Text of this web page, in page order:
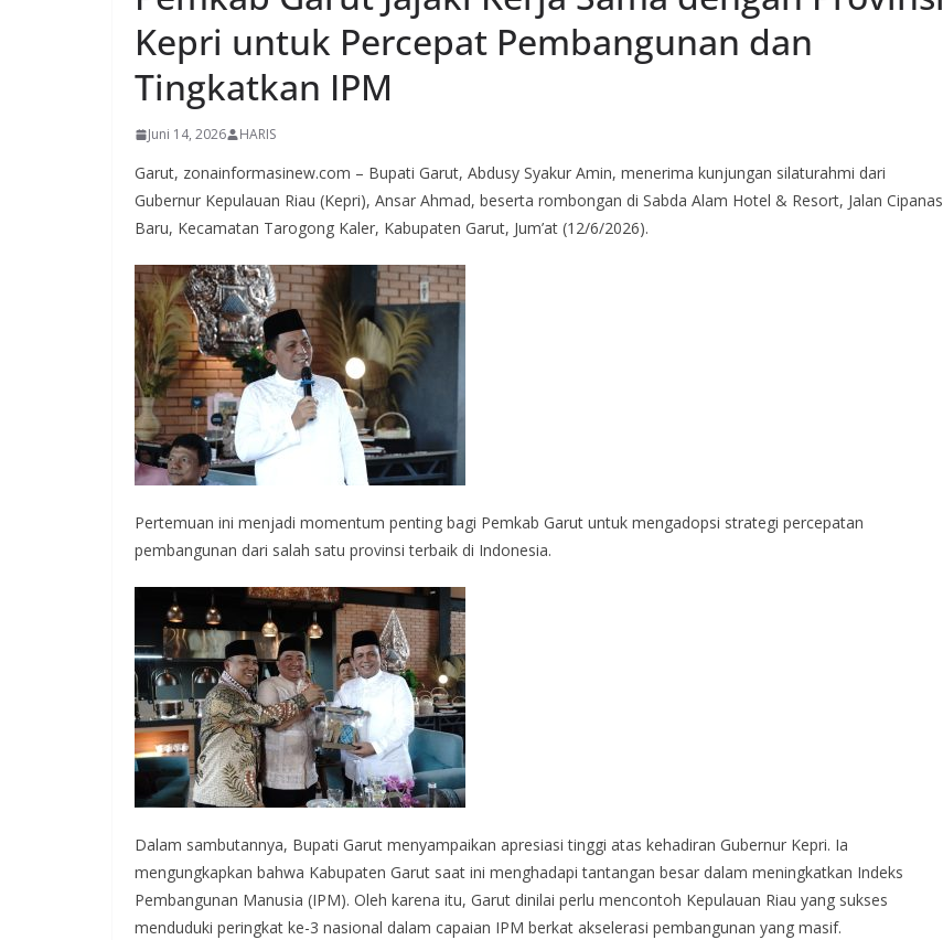
Kepri untuk Percepat Pembangunan dan
Tingkatkan IPM
Juni 14, 2026 HARIS
Garut, zonainformasinew.com – Bupati Garut, Abdusy Syakur Amin, menerima kunjungan silaturahmi dari
Gubernur Kepulauan Riau (Kepri), Ansar Ahmad, beserta rombongan di Sabda Alam Hotel & Resort, Jalan Cipanas
Baru, Kecamatan Tarogong Kaler, Kabupaten Garut, Jum’at (12/6/2026).
Pertemuan ini menjadi momentum penting bagi Pemkab Garut untuk mengadopsi strategi percepatan
pembangunan dari salah satu provinsi terbaik di Indonesia.
Dalam sambutannya, Bupati Garut menyampaikan apresiasi tinggi atas kehadiran Gubernur Kepri. Ia
mengungkapkan bahwa Kabupaten Garut saat ini menghadapi tantangan besar dalam meningkatkan Indeks
Pembangunan Manusia (IPM). Oleh karena itu, Garut dinilai perlu mencontoh Kepulauan Riau yang sukses
menduduki peringkat ke-3 nasional dalam capaian IPM berkat akselerasi pembangunan yang masif.